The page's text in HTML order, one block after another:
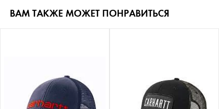
ВАМ ТАКЖЕ МОЖЕТ ПОНРАВИТЬСЯ